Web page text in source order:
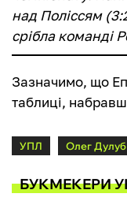
над Поліссям
срібла команді
Зазначимо, що
таблиці,
УПЛ Олег Дулуб
БУКМЕКЕРИ